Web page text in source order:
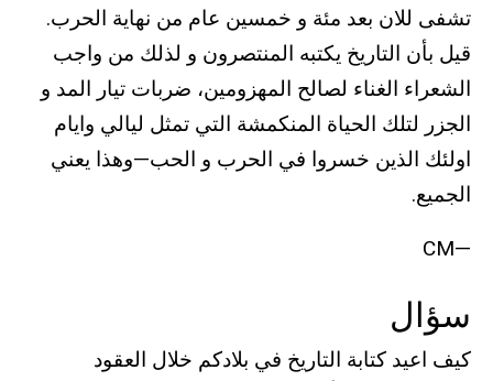
تشفى للان بعد مئة و خمسين عام من نهاية الحرب.
قيل بأن التاريخ يكتبه المنتصرون و لذلك من واجب
الشعراء الغناء لصالح المهزومين، ضربات تيار المد و
الجزر لتلك الحياة المنكمشة التي تمثل ليالي وايام
اولئك الذين خسروا في الحرب و الحب—وهذا يعني
الجميع.
—CM
سؤال
كيف اعيد كتابة التاريخ في بلادكم خلال العقود